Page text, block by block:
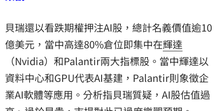
貝瑞還以看跌期權押注AI股，總計名義價值逾10
億美元，當中高達80%倉位即集中在輝達
（Nvidia）和Palantir兩大指標股。當中輝達以
資料中心和GPU代表AI基建，Palantir則象徵企
業AI軟體等應用。分析指貝瑞質疑，AI股估值過